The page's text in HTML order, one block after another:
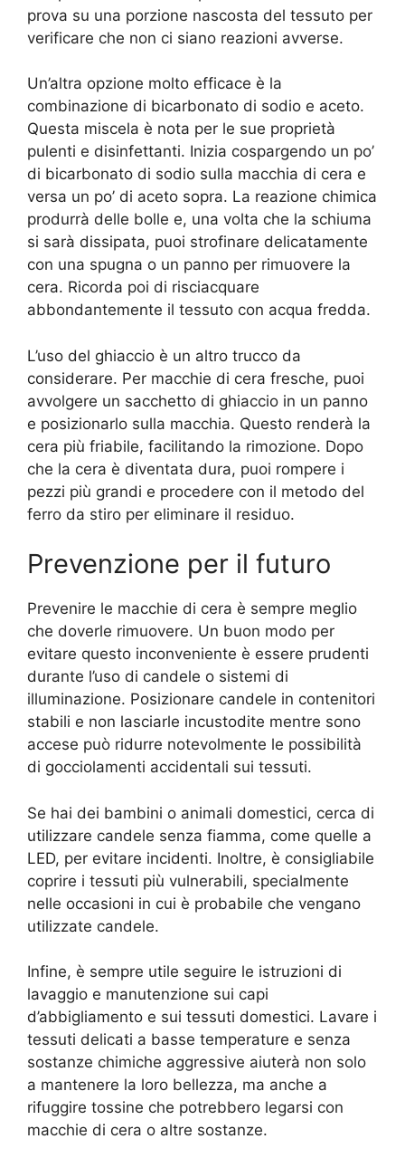
prova su una porzione nascosta del tessuto per
verificare che non ci siano reazioni avverse.
Un’altra opzione molto efficace è la
combinazione di bicarbonato di sodio e aceto.
Questa miscela è nota per le sue proprietà
pulenti e disinfettanti. Inizia cospargendo un po’
di bicarbonato di sodio sulla macchia di cera e
versa un po’ di aceto sopra. La reazione chimica
produrrà delle bolle e, una volta che la schiuma
si sarà dissipata, puoi strofinare delicatamente
con una spugna o un panno per rimuovere la
cera. Ricorda poi di risciacquare
abbondantemente il tessuto con acqua fredda.
L’uso del ghiaccio è un altro trucco da
considerare. Per macchie di cera fresche, puoi
avvolgere un sacchetto di ghiaccio in un panno
e posizionarlo sulla macchia. Questo renderà la
cera più friabile, facilitando la rimozione. Dopo
che la cera è diventata dura, puoi rompere i
pezzi più grandi e procedere con il metodo del
ferro da stiro per eliminare il residuo.
Prevenzione per il futuro
Prevenire le macchie di cera è sempre meglio
che doverle rimuovere. Un buon modo per
evitare questo inconveniente è essere prudenti
durante l’uso di candele o sistemi di
illuminazione. Posizionare candele in contenitori
stabili e non lasciarle incustodite mentre sono
accese può ridurre notevolmente le possibilità
di gocciolamenti accidentali sui tessuti.
Se hai dei bambini o animali domestici, cerca di
utilizzare candele senza fiamma, come quelle a
LED, per evitare incidenti. Inoltre, è consigliabile
coprire i tessuti più vulnerabili, specialmente
nelle occasioni in cui è probabile che vengano
utilizzate candele.
Infine, è sempre utile seguire le istruzioni di
lavaggio e manutenzione sui capi
d’abbigliamento e sui tessuti domestici. Lavare i
tessuti delicati a basse temperature e senza
sostanze chimiche aggressive aiuterà non solo
a mantenere la loro bellezza, ma anche a
rifuggire tossine che potrebbero legarsi con
macchie di cera o altre sostanze.